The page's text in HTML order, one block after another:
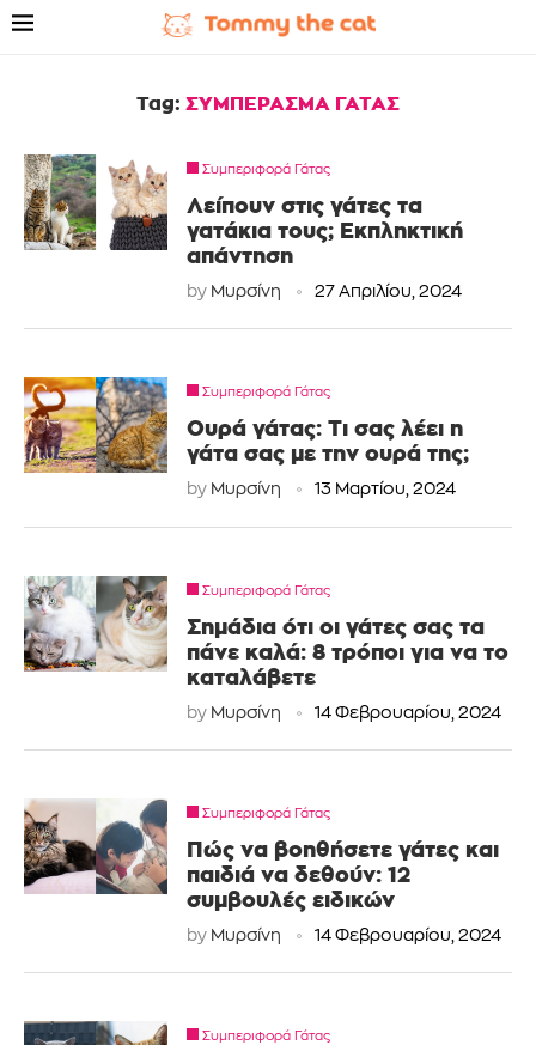
Tag: ΣΥΜΠΕΡΑΣΜΑ ΓΑΤΑΣ
Συμπεριφορά Γάτας
Λείπουν στις γάτες τα
γατάκια τους; Εκπληκτική
απάντηση
by Μυρσίνη 27 Απριλίου, 2024
Συμπεριφορά Γάτας
Ουρά γάτας: Τι σας λέει η
γάτα σας με την ουρά της;
by Μυρσίνη 13 Μαρτίου, 2024
Συμπεριφορά Γάτας
Σημάδια ότι οι γάτες σας τα
πάνε καλά: 8 τρόποι για να το
καταλάβετε
by Μυρσίνη 14 Φεβρουαρίου, 2024
Συμπεριφορά Γάτας
Πώς να βοηθήσετε γάτες και
παιδιά να δεθούν: 12
συμβουλές ειδικών
by Μυρσίνη 14 Φεβρουαρίου, 2024
Συμπεριφορά Γάτας